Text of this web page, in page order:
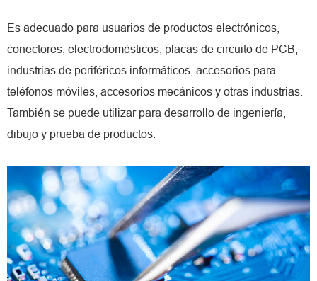
Es adecuado para usuarios de productos electrónicos,
conectores, electrodomésticos, placas de circuito de PCB,
industrias de periféricos informáticos, accesorios para
teléfonos móviles, accesorios mecánicos y otras industrias.
También se puede utilizar para desarrollo de ingeniería,
dibujo y prueba de productos.